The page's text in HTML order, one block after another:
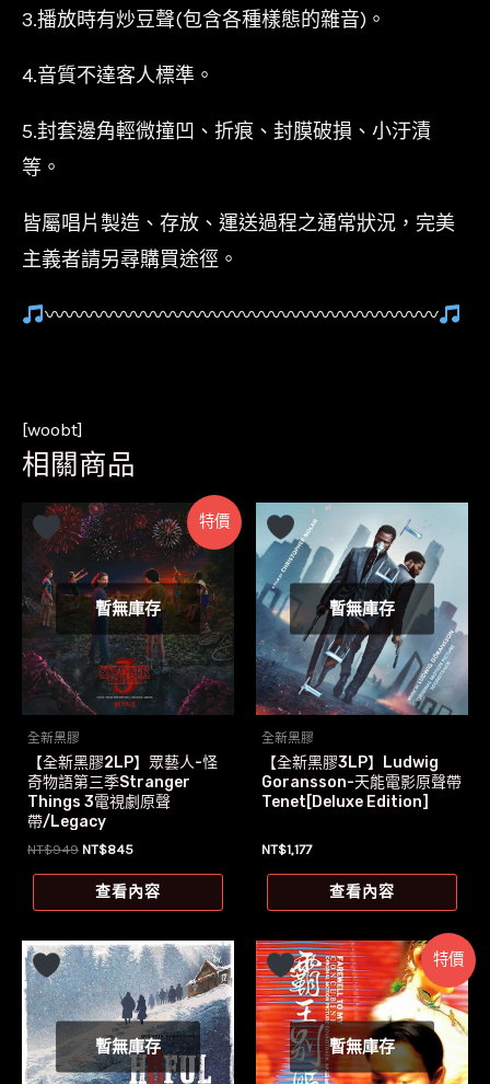
3.播放時有炒豆聲(包含各種樣態的雜音)。
4.音質不達客人標準。
5.封套邊角輕微撞凹、折痕、封膜破損、小汙漬
等。
皆屬唱片製造、存放、運送過程之通常狀況，完美
主義者請另尋購買途徑。
〰〰〰〰〰〰〰〰〰〰〰〰〰〰〰〰〰〰〰〰
[woobt]
相關商品
特價
暫無庫存
全新黑膠
【全新黑膠2LP】眾藝人-怪
奇物語第三季Stranger
Things 3電視劇原聲
帶/Legacy
NT$949 原
格：
NT$845目
價
格：
查看內容
暫無庫存
全新黑膠
【全新黑膠3LP】Ludwig
Goransson-天能電影原聲帶
Tenet[Deluxe Edition]
NT$1,177
查看內容
暫無庫存
特價
暫無庫存